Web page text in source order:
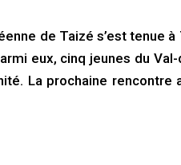
de Taizé s’est tenue à
eux, cinq jeunes du Val-
La prochaine rencontre